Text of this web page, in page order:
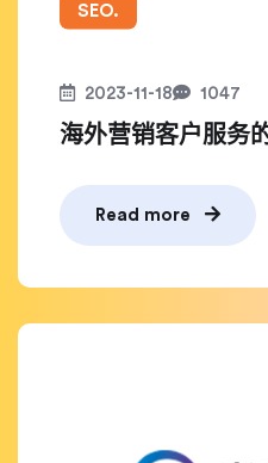
SEO.
2023-11-18 1047
海外营销客户服务
Read more